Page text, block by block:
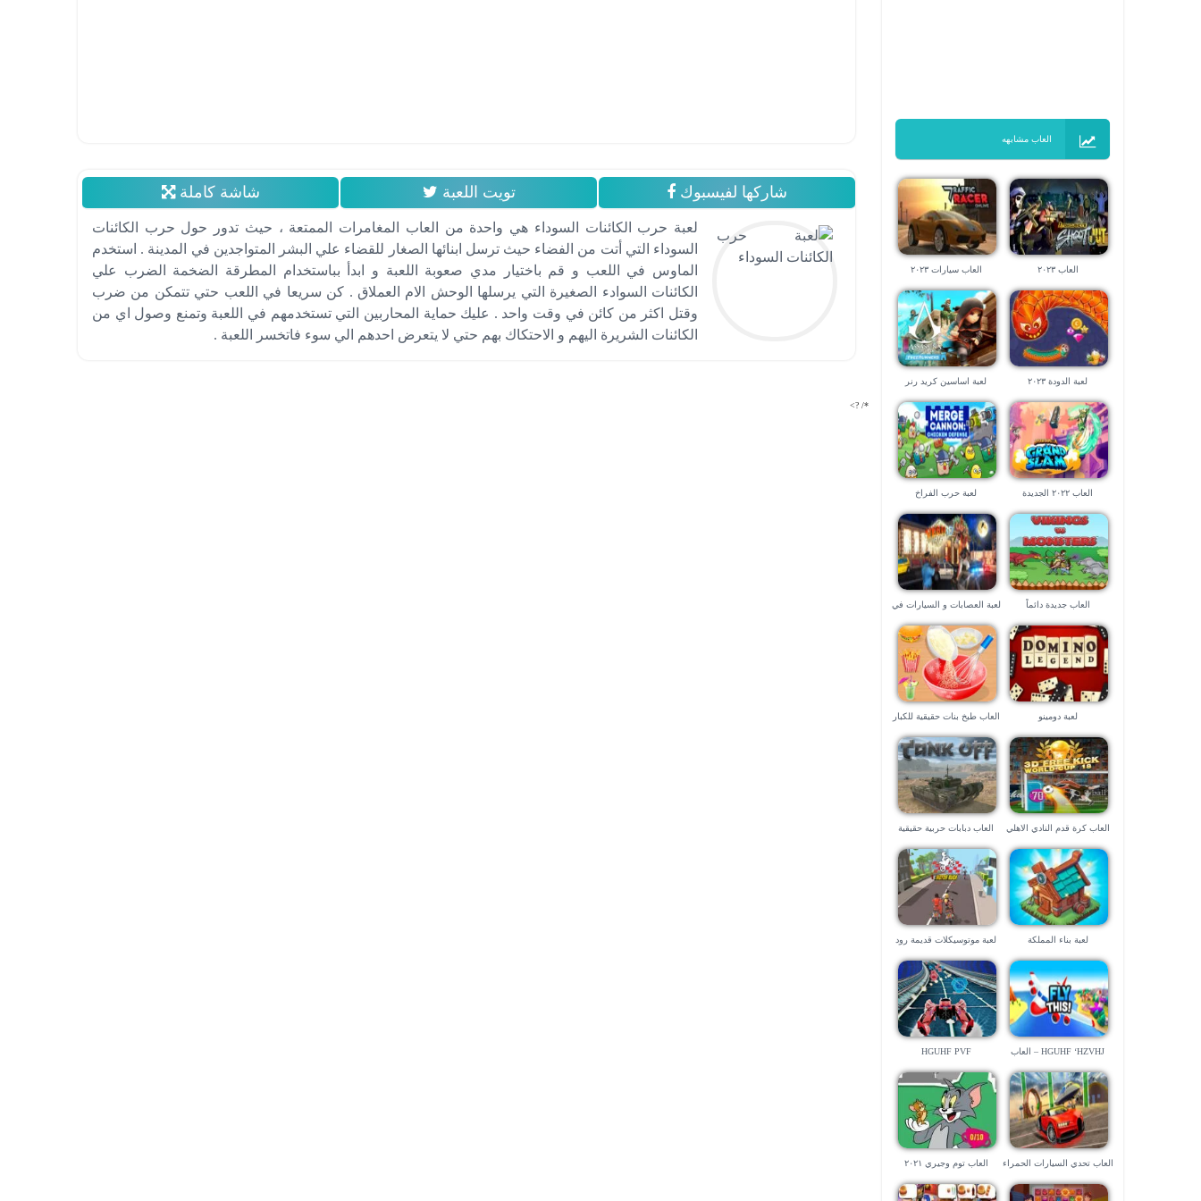
العاب مشابهه
العاب ٢٠٢٣ العاب سيارات ٢٠٢٣
لعبة الدودة ٢٠٢٣ لعبة اساسين كريد رنر
العاب ٢٠٢٢ الجديدة لعبة حرب الفراخ
العاب جديدة دائماً
لعبة العصابات و السيارات في
لعبة دومينو العاب طبخ بنات حقيقية للكبار
العاب كرة قدم النادي الاهلي العاب دبابات حربية حقيقية
لعبة بناء المملكة
لعبة موتوسيكلات قديمة رود
HGUHF ‘HZVHJ – العاب
HGUHF PVF
العاب تحدي السيارات الحمراء العاب توم وجيري ٢٠٢١
شاركها لفيسبوك تويت اللعبة شاشة كاملة
لعبة حرب الكائنات السوداء هي واحدة من العاب المغامرات الممتعة ، حيث تدور حول حرب الكائنات
السوداء التي أتت من الفضاء حيث ترسل ابنائها الصغار للقضاء علي البشر المتواجدين في المدينة . استخدم
الماوس في اللعب و قم باختيار مدي صعوبة اللعبة و ابدأ بباستخدام المطرقة الضخمة الضرب علي
الكائنات السوادء الصغيرة التي يرسلها الوحش الام العملاق . كن سريعا في اللعب حتي تتمكن من ضرب
وقتل اكثر من كائن في وقت واحد . عليك حماية المحاربين التي تستخدمهم في اللعبة وتمنع وصول اي من
الكائنات الشريرة اليهم و الاحتكاك بهم حتي لا يتعرض احدهم الي سوء فاتخسر اللعبة .
*/ ?>